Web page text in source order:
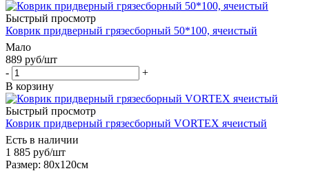
Быстрый просмотр
Коврик придверный грязесборный 50*100, ячеистый
Мало
889 руб/шт
-
+
В корзину
Быстрый просмотр
Коврик придверный грязесборный VORTEX ячеистый
Есть в наличии
1 885 руб/шт
Размер: 80х120см